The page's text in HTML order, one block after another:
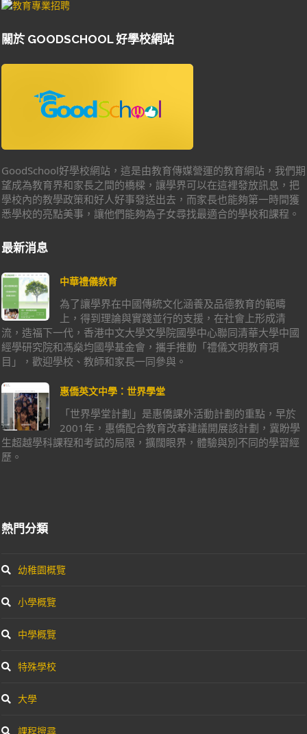
關於 GOODSCHOOL 好學校網站
GoodSchool好學校網站，這是由教育傳媒營運的教育網站，我們期
望成為教育界和家長之間的橋樑，讓學界可以在這裡發放訊息，把
學校內的教學政策和好人好事發送出去，而家長也能夠第一時間獲
悉學校的亮點美事，讓他們能夠為子女尋找最適合的學校和課程。
最新消息
中華禮儀教育
為了讓學界在中國傳統文化涵養及品德教育的範疇
上，得到理論與實踐並行的支援，在社會上形成清
流，造福下一代，香港中文大學文學院國學中心聯同清華大學中國
經學研究院和馮燊均國學基金會，攜手推動「禮儀文明教育項
目」，歡迎學校、教師和家長一同參與。
惠僑英文中學：世界學堂
「世界學堂計劃」是惠僑課外活動計劃的重點，早於
2001年，惠僑配合教育改革建議開展該計劃，冀盼學
生超越學科課程和考試的局限，擴闊眼界，體驗與別不同的學習經
歷。
熱門分類
幼稚園概覽
小學概覽
中學概覽
特殊學校
大學
課程搜尋